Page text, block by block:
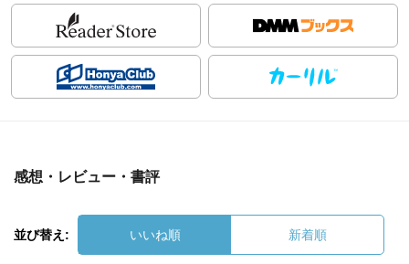
感想・レビュー・書評
並び替え: いいね順 新着順